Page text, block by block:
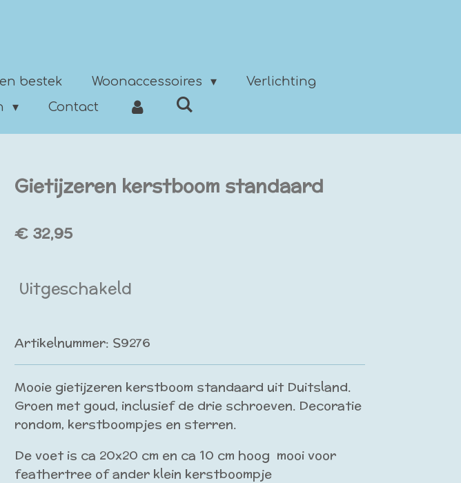
bestek Woonaccessoires
Verlichting
Contact
Gietijzeren kerstboom standaard
€ 32,95
Uitgeschakeld
Artikelnummer: S9276
Mooie gietijzeren kerstboom standaard uit Duitsland.
Groen met goud, inclusief de drie schroeven. Decoratie
rondom, kerstboompjes en sterren.
De voet is ca 20x20 cm en ca 10 cm hoog mooi voor
feathertree of ander klein kerstboompje